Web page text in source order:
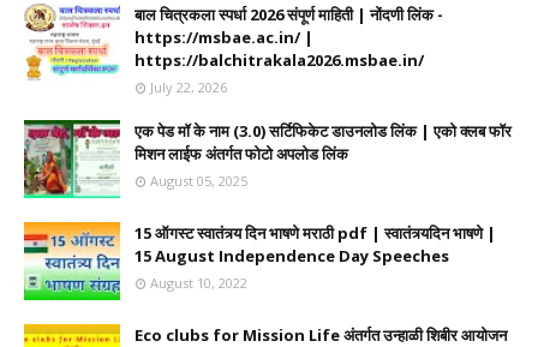
बाल चित्रकला स्पर्धा 2026 संपूर्ण माहिती | नोंदणी लिंक -
https://msbae.ac.in/ |
https://balchitrakala2026.msbae.in/
July 22, 2026
एक पेड मॉ के नाम (3.0) सर्टिफिकेट डाउनलोड लिंक | एको क्लब फॉर
मिशन लाईफ अंतर्गत फोटो अपलोड लिंक
August 05, 2025
15 ऑगस्ट स्वातंत्र्य दिन भाषणे मराठी pdf | स्वातंत्र्यदिन भाषणे |
15 August Independence Day Speeches
August 10, 2022
Eco clubs for Mission Life अंतर्गत उन्हाळी शिबीर आयोजन